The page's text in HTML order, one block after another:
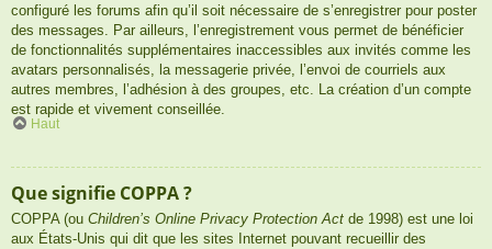
configuré les forums afin qu’il soit nécessaire de s’enregistrer pour poster
des messages. Par ailleurs, l’enregistrement vous permet de bénéficier
de fonctionnalités supplémentaires inaccessibles aux invités comme les
avatars personnalisés, la messagerie privée, l’envoi de courriels aux
autres membres, l’adhésion à des groupes, etc. La création d’un compte
est rapide et vivement conseillée.
Haut
Que signifie COPPA ?
COPPA (ou Children’s Online Privacy Protection Act de 1998) est une loi
aux États-Unis qui dit que les sites Internet pouvant recueillir des